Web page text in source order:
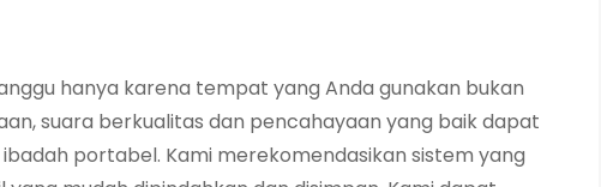
hanya karena tempat yang Anda gunakan bukan
suara berkualitas dan pencahayaan yang baik dapat
portabel. Kami merekomendasikan sistem yang